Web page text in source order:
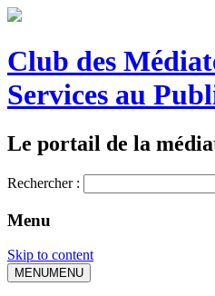
Club des
Services au
Le portail de la
Rechercher :
Menu
Skip to content
MENUMENU